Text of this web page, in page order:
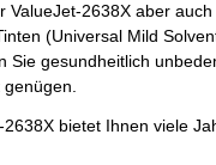
ValueJet-2638X aber
(Universal Mild
Sie gesundheitlich
bietet Ihnen viele